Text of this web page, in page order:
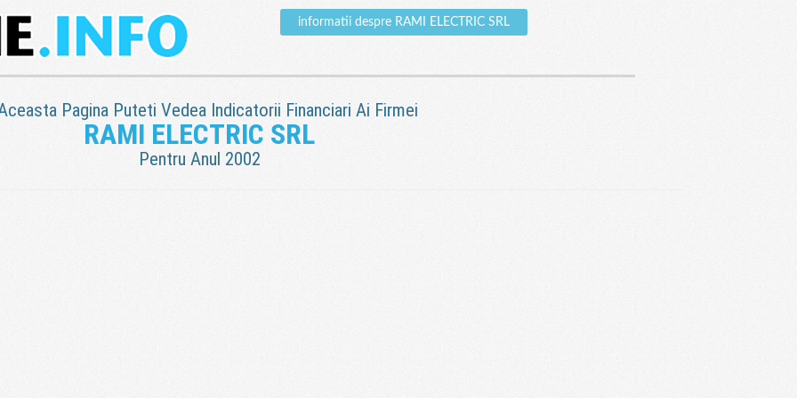
informatii despre RAMI ELECTRIC SRL
Pagina Puteti Vedea Indicatorii Financiari Ai Firmei
RAMI ELECTRIC SRL
Pentru Anul 2002